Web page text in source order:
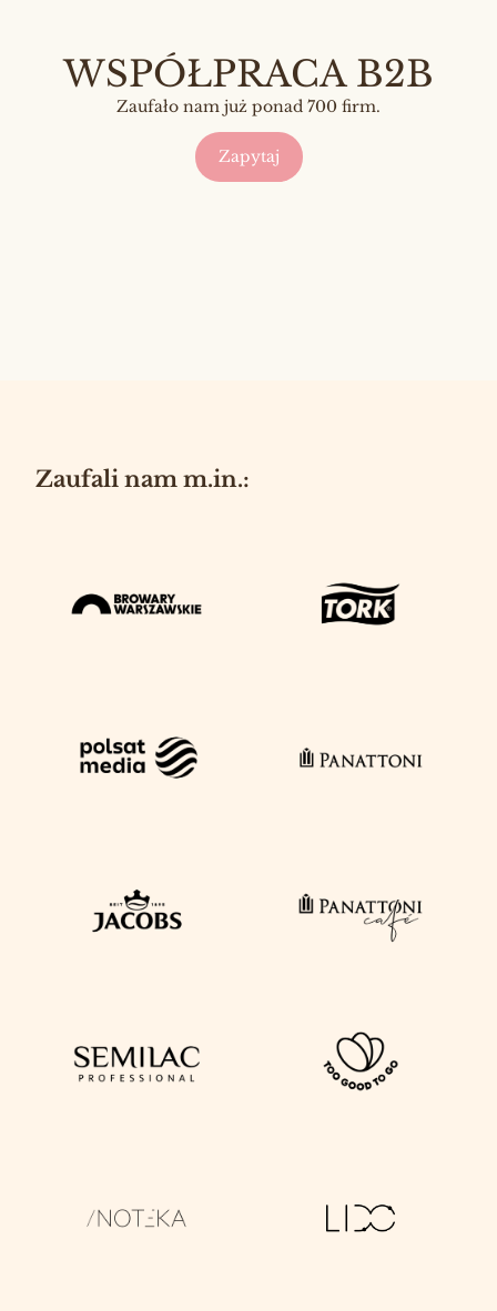
WSPÓŁPRACA B2B
Zaufało nam już ponad 700 firm.
Zapytaj
Zaufali nam m.in.: